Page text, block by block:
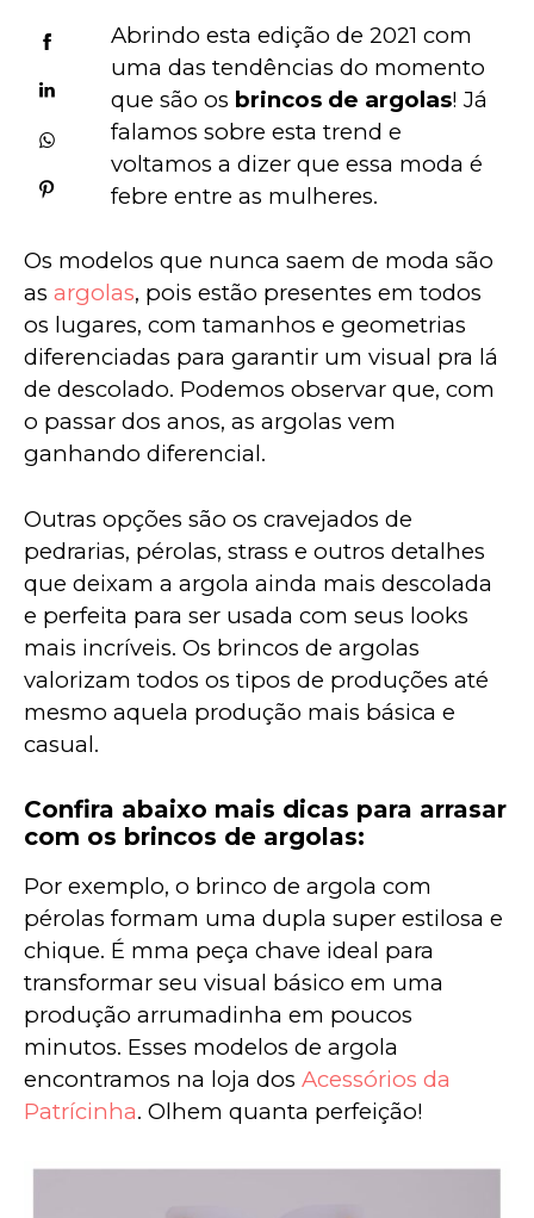
Abrindo esta edição de 2021 com
uma das tendências do momento
que são os brincos de argolas! Já
falamos sobre esta trend e
voltamos a dizer que essa moda é
febre entre as mulheres.
Os modelos que nunca saem de moda são
as argolas, pois estão presentes em todos
os lugares, com tamanhos e geometrias
diferenciadas para garantir um visual pra lá
de descolado. Podemos observar que, com
o passar dos anos, as argolas vem
ganhando diferencial.
Outras opções são os cravejados de
pedrarias, pérolas, strass e outros detalhes
que deixam a argola ainda mais descolada
e perfeita para ser usada com seus looks
mais incríveis. Os brincos de argolas
valorizam todos os tipos de produções até
mesmo aquela produção mais básica e
casual.
Confira abaixo mais dicas para arrasar
com os brincos de argolas:
Por exemplo, o brinco de argola com
pérolas formam uma dupla super estilosa e
chique. É mma peça chave ideal para
transformar seu visual básico em uma
produção arrumadinha em poucos
minutos. Esses modelos de argola
encontramos na loja dos Acessórios da
Patrícinha. Olhem quanta perfeição!